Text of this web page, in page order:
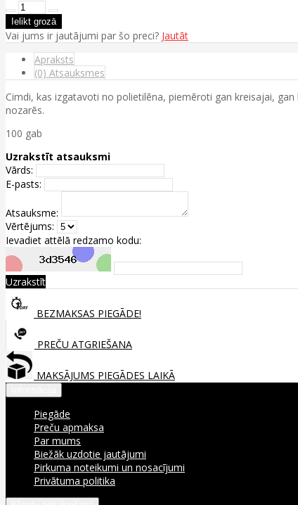
Vai jums ir jautājumi par šo preci? Jautāt
Apraksts
(0) Atsauksmes
Cimdi, kas izgatavoti no polietilēna, piemēroti gan kreisajai,
nozarēs.
100 gab
Uzrakstīt atsauksmi
Vārds:
E-pasts:
Atsauksme:
Vērtējums:
Ievadiet attēlā redzamo kodu:
Uzrakstīt
BEZMAKSAS PIEGĀDE!
PREČU ATGRIEŠANA
MAKSĀJUMS PIEGĀDES LAIKĀ
Piegāde
Preču apmaksa
Par mums
Biežāk uzdotie jautājumi
Pirkuma noteikumi un nosacījumi
Privātuma politika